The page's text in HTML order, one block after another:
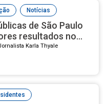
, Notícias
de São Paulo
resultados no
de acordo com Ideb
Karla Thyale